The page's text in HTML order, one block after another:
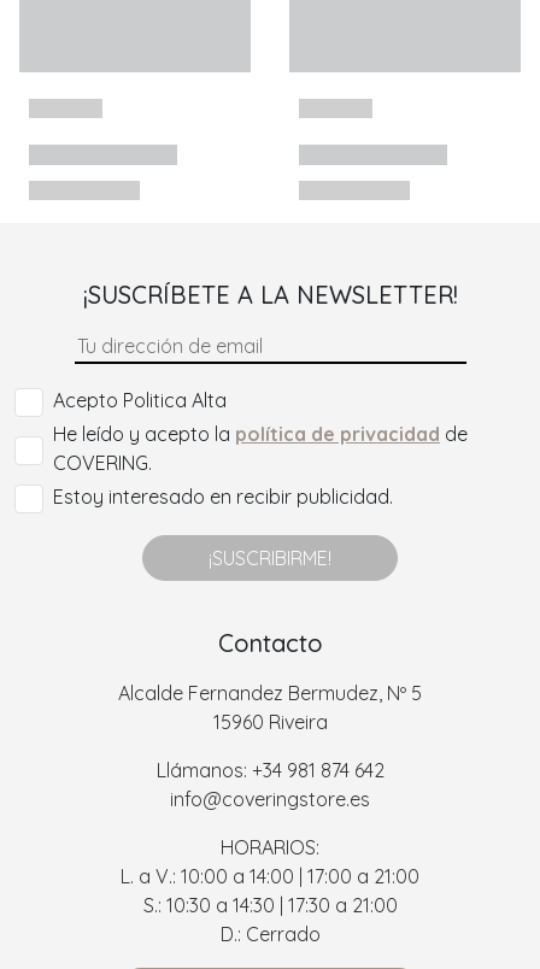
¡SUSCRÍBETE A LA NEWSLETTER!
Acepto Politica Alta
He leído y acepto la política de privacidad de
COVERING.
Estoy interesado en recibir publicidad.
¡SUSCRIBIRME!
Contacto
Alcalde Fernandez Bermudez, Nº 5
15960 Riveira
Llámanos: +34 981 874 642
info@coveringstore.es
HORARIOS:
L. a V.: 10:00 a 14:00 | 17:00 a 21:00
S.: 10:30 a 14:30 | 17:30 a 21:00
D.: Cerrado